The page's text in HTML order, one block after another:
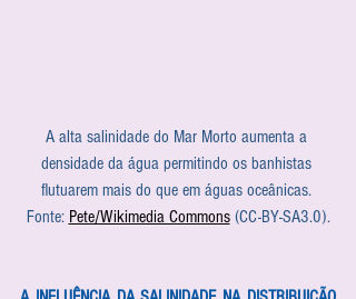
A alta salinidade do Mar Morto aumenta a
densidade da água permitindo os banhistas
flutuarem mais do que em águas oceânicas.
Fonte: Pete/Wikimedia Commons (CC-BY-SA3.0).